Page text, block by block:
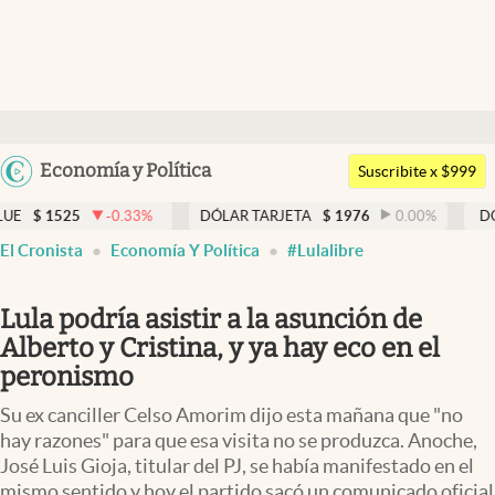
Argentina
Uruguay
Economía y Política
Members
Economía y Política
Finanzas y Mercados
Negocios
Columnistas
Otras secciones
Apertura
Suscribite x $999
-0.33% DÓLAR TARJETA $ 1976 0.00% DÓLAR MEP
El Cronista Economía Y Política #Lulalibre
Lula podría asistir a la asunción de
Alberto y Cristina, y ya hay eco en el
peronismo
Su ex canciller Celso Amorim dijo esta mañana que "no
hay razones" para que esa visita no se produzca. Anoche,
José Luis Gioja, titular del PJ, se había manifestado en el